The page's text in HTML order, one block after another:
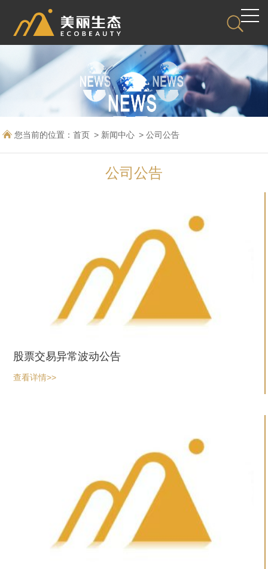
您当前的位置：首页 新闻中心 公司公告
公司公告
股票交易异常波动公告
查看详情>>